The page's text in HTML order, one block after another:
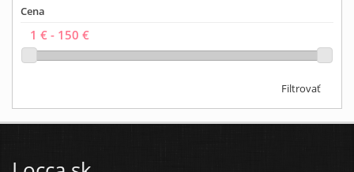
Cena
Filtrovať